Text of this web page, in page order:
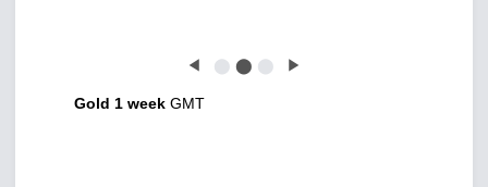
◀ ⬤ ⬤ ⬤ ▶
Gold 1 week GMT